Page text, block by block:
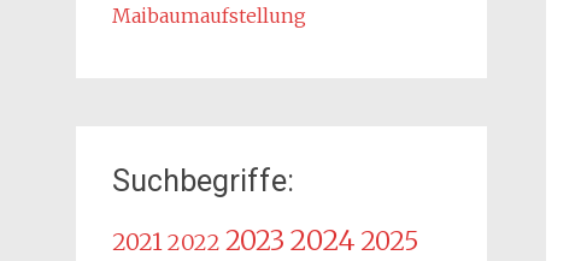
Maibaumaufstellung
Suchbegriffe:
20212022 2023 2024 2025